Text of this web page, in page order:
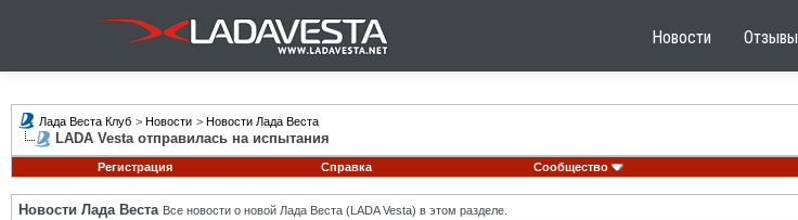
Новости Отзывы
Лада Веста Клуб > Новости > Новости Лада Веста
LADA Vesta отправилась на испытания
Регистрация
Справка Сообщество
Новости Лада Веста Все новости о новой Лада Веста (LADA Vesta) в этом разделе.